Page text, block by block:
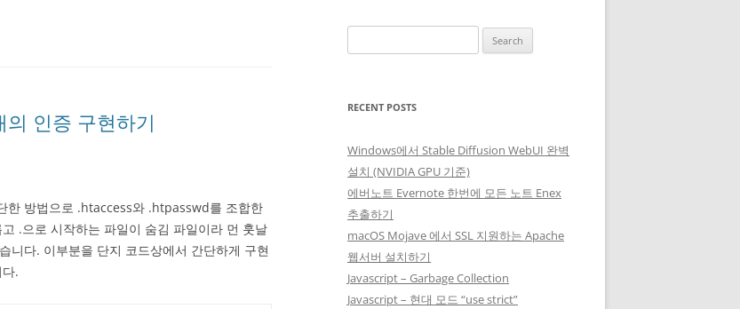
인증 구현하기
한 방법으로 .htaccess와 .htpasswd를 조합한
.으로 시작하는 파일이 숨김 파일이라 먼 훗날
니다. 이부분을 단지 코드상에서 간단하게 구현
.
for:
RECENT POSTS
Windows에서 Stable Diffusion WebUI 완벽
설치 (NVIDIA GPU 기준)
에버노트 Evernote 한번에 모든 노트 Enex
추출하기
macOS Mojave 에서 SSL 지원하는 Apache
웹서버 설치하기
Javascript – Garbage Collection
Javascript – 현대 모드 “use strict”